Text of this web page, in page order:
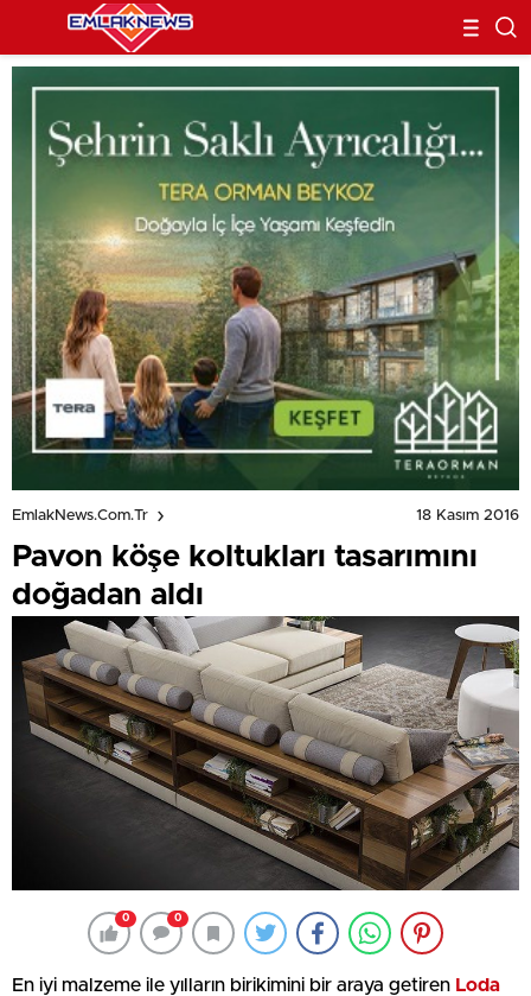
EmlakNews.com.tr 18 Kasım 2016
Pavon köşe koltukları tasarımını
doğadan aldı
0 0
En iyi malzeme ile yılların birikimini bir araya getiren Loda